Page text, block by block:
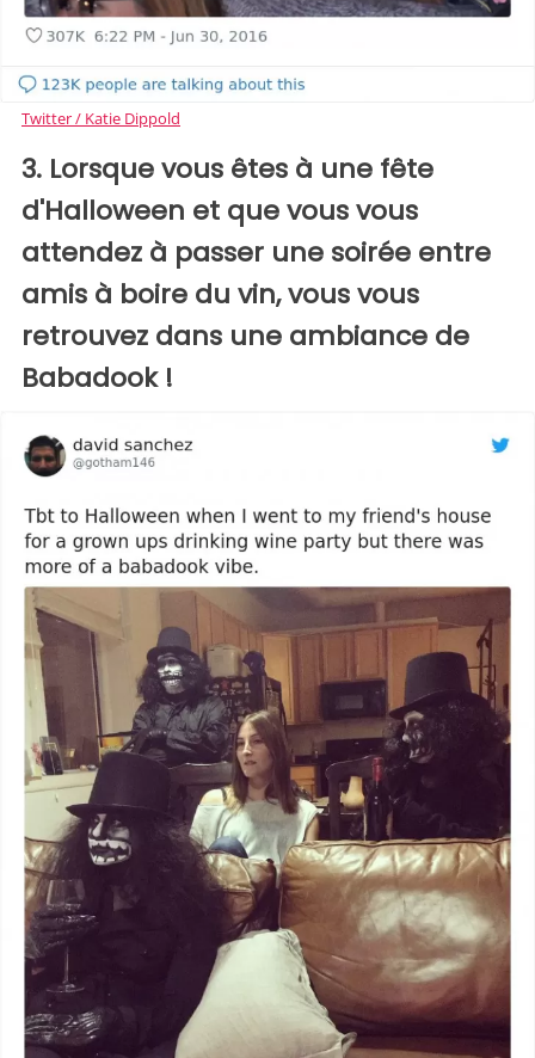
Twitter / Katie Dippold
3. Lorsque vous êtes à une fête
d'Halloween et que vous vous
attendez à passer une soirée entre
amis à boire du vin, vous vous
retrouvez dans une ambiance de
Babadook !